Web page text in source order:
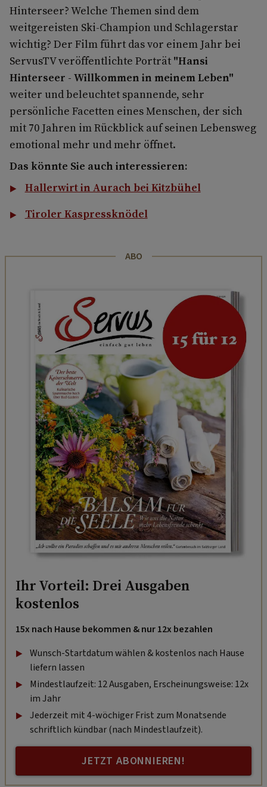
Hinterseer? Welche Themen sind dem
weitgereisten Ski-Champion und Schlagerstar
wichtig? Der Film führt das vor einem Jahr bei
ServusTV veröffentlichte Porträt "Hansi
Hinterseer - Willkommen in meinem Leben"
weiter und beleuchtet spannende, sehr
persönliche Facetten eines Menschen, der sich
mit 70 Jahren im Rückblick auf seinen Lebensweg
emotional mehr und mehr öffnet.
Das könnte Sie auch interessieren:
Hallerwirt in Aurach bei Kitzbühel
Tiroler Kaspressknödel
ABO
Ihr Vorteil: Drei Ausgaben
kostenlos
15x nach Hause bekommen & nur 12x bezahlen
Wunsch-Startdatum wählen & kostenlos nach Hause
liefern lassen
Mindestlaufzeit: 12 Ausgaben, Erscheinungsweise: 12x
im Jahr
Jederzeit mit 4-wöchiger Frist zum Monatsende
schriftlich kündbar (nach Mindestlaufzeit).
JETZT ABONNIEREN!